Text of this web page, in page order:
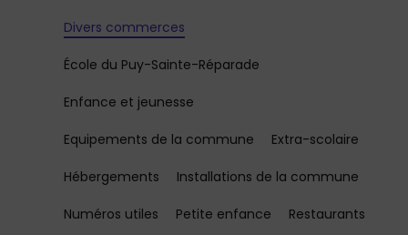
Divers commerces
École du Puy-Sainte-Réparade
Enfance et jeunesse
Equipements de la commune Extra-scolaire
Hébergements Installations de la commune
Numéros utiles Petite enfance Restaurants